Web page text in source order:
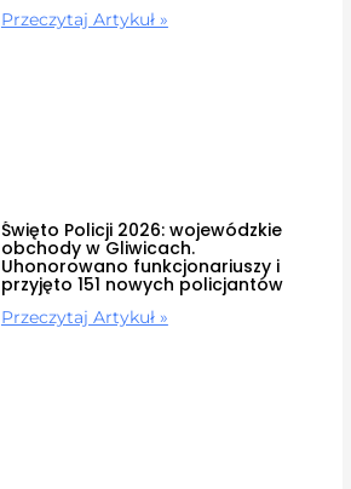
Przeczytaj Artykuł »
Święto Policji 2026: wojewódzkie
obchody w Gliwicach.
Uhonorowano funkcjonariuszy i
przyjęto 151 nowych policjantów
Przeczytaj Artykuł »